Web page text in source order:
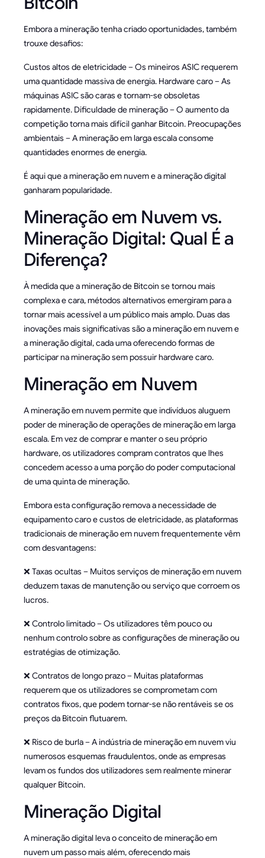
Embora a mineração tenha criado oportunidades, também
trouxe desafios:
Custos altos de eletricidade – Os mineiros ASIC requerem
uma quantidade massiva de energia. Hardware caro – As
máquinas ASIC são caras e tornam-se obsoletas
rapidamente. Dificuldade de mineração – O aumento da
competição torna mais difícil ganhar Bitcoin. Preocupações
ambientais – A mineração em larga escala consome
quantidades enormes de energia.
É aqui que a mineração em nuvem e a mineração digital
ganharam popularidade.
Mineração em Nuvem vs.
Mineração Digital: Qual É a
Diferença?
À medida que a mineração de Bitcoin se tornou mais
complexa e cara, métodos alternativos emergiram para a
tornar mais acessível a um público mais amplo. Duas das
inovações mais significativas são a mineração em nuvem e
a mineração digital, cada uma oferecendo formas de
participar na mineração sem possuir hardware caro.
Mineração em Nuvem
A mineração em nuvem permite que indivíduos aluguem
poder de mineração de operações de mineração em larga
escala. Em vez de comprar e manter o seu próprio
hardware, os utilizadores compram contratos que lhes
concedem acesso a uma porção do poder computacional
de uma quinta de mineração.
Embora esta configuração remova a necessidade de
equipamento caro e custos de eletricidade, as plataformas
tradicionais de mineração em nuvem frequentemente vêm
com desvantagens:
❌ Taxas ocultas – Muitos serviços de mineração em nuvem
deduzem taxas de manutenção ou serviço que corroem os
lucros.
❌ Controlo limitado – Os utilizadores têm pouco ou
nenhum controlo sobre as configurações de mineração ou
estratégias de otimização.
❌ Contratos de longo prazo – Muitas plataformas
requerem que os utilizadores se comprometam com
contratos fixos, que podem tornar-se não rentáveis se os
preços da Bitcoin flutuarem.
❌ Risco de burla – A indústria de mineração em nuvem viu
numerosos esquemas fraudulentos, onde as empresas
levam os fundos dos utilizadores sem realmente minerar
qualquer Bitcoin.
Mineração Digital
A mineração digital leva o conceito de mineração em
nuvem um passo mais além, oferecendo mais